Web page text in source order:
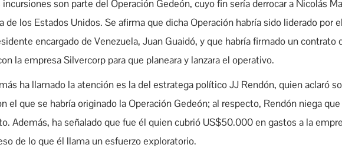
son parte del Operación Gedeón, cuyo fin sería derrocar a Nicolás
de los Estados Unidos. Se afirma que dicha Operación habría sido liderado por
encargado de Venezuela, Juan Guaidó, y que habría firmado un contrato
la empresa Silvercorp para que planeara y lanzara el operativo.
ha llamado la atención es la del estratega político JJ Rendón, quien aclaró
el que se habría originado la Operación Gedeón; al respecto, Rendón niega
Además, ha señalado que fue él quien cubrió US$50.000 en gastos a la
de lo que él llama un esfuerzo exploratorio.